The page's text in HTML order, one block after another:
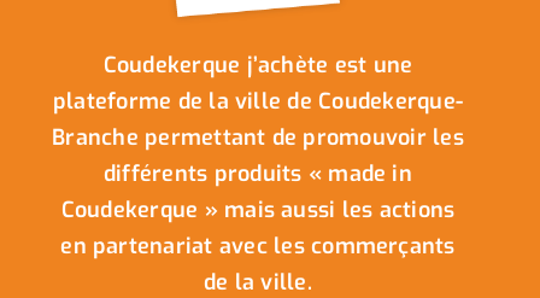
Coudekerque j’achète est une
plateforme de la ville de Coudekerque-
Branche permettant de promouvoir les
différents produits « made in
Coudekerque » mais aussi les actions
en partenariat avec les commerçants
de la ville.